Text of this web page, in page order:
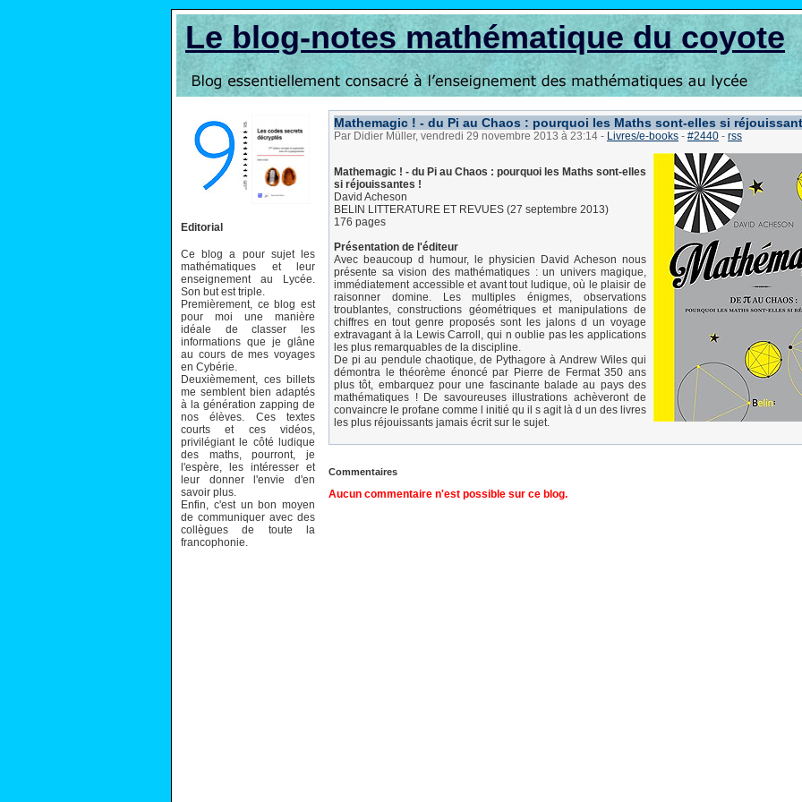
Le blog-notes mathématique du coyote
Editorial
Ce blog a pour sujet les
mathématiques et leur
enseignement au Lycée.
Son but est triple.
Premièrement, ce blog est
pour moi une manière
idéale de classer les
informations que je glâne
au cours de mes voyages
en Cybérie.
Deuxièmement, ces billets
me semblent bien adaptés
à la génération zapping de
nos élèves. Ces textes
courts et ces vidéos,
privilégiant le côté ludique
des maths, pourront, je
l'espère, les intéresser et
leur donner l'envie d'en
savoir plus.
Enfin, c'est un bon moyen
de communiquer avec des
collègues de toute la
francophonie.
Mathemagic ! - du Pi au Chaos : pourquoi les Maths sont-elles si
Par Didier Müller, vendredi 29 novembre 2013 à 23:14 - Livres/e-books - #2440 - rss
Mathemagic ! - du Pi au Chaos : pourquoi les Maths sont-elles
si réjouissantes !
David Acheson
BELIN LITTERATURE ET REVUES (27 septembre 2013)
176 pages
Présentation de l'éditeur
Avec beaucoup d humour, le physicien David Acheson nous
présente sa vision des mathématiques : un univers magique,
immédiatement accessible et avant tout ludique, où le plaisir de
raisonner domine. Les multiples énigmes, observations
troublantes, constructions géométriques et manipulations de
chiffres en tout genre proposés sont les jalons d un voyage
extravagant à la Lewis Carroll, qui n oublie pas les applications
les plus remarquables de la discipline.
De pi au pendule chaotique, de Pythagore à Andrew Wiles qui
démontra le théorème énoncé par Pierre de Fermat 350 ans
plus tôt, embarquez pour une fascinante balade au pays des
mathématiques ! De savoureuses illustrations achèveront de
convaincre le profane comme l initié qu il s agit là d un des livres
les plus réjouissants jamais écrit sur le sujet.
Commentaires
Aucun commentaire n'est possible sur ce blog.